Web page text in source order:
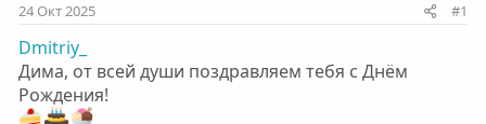
м
ы
24 Окт 2025 #1
Dmitriy_
Дима, от всей души поздравляем тебя с Днём
Рождения!